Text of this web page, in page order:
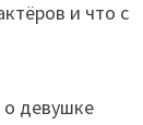
о девушке